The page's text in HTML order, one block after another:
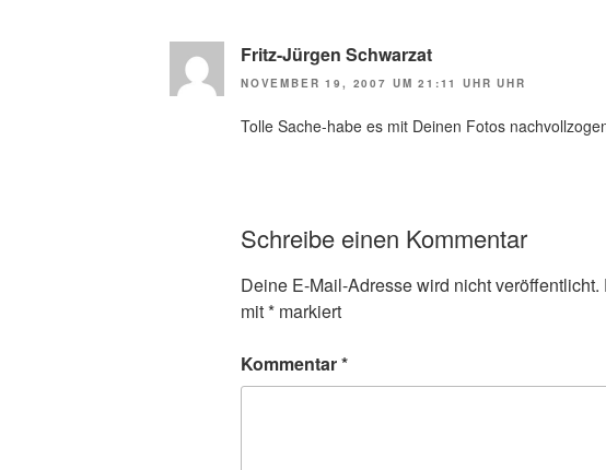
Fritz-Jürgen Schwarzat
NOVEMBER 19, 2007 UM 21:11 UHR UHR
Tolle Sache-habe es mit Deinen Fotos
Schreibe einen Kommentar
Deine E-Mail-Adresse wird nicht veröffentlicht.
mit* markiert
Kommentar*